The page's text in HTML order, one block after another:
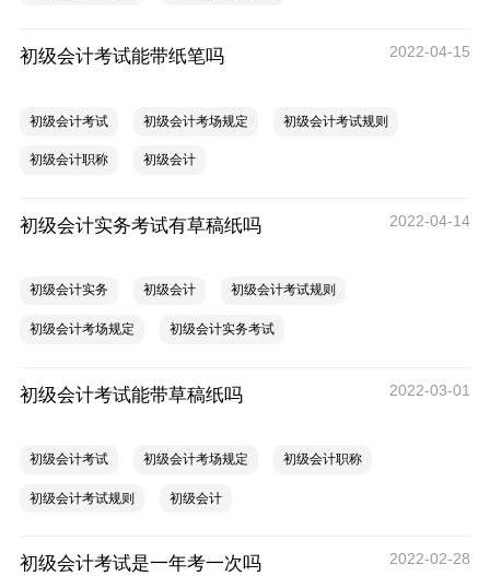
初级会计考试能带纸笔吗 2022-04-15
初级会计考试 初级会计考场规定 初级会计考试规则
初级会计职称 初级会计
初级会计实务考试有草稿纸吗 2022-04-14
初级会计实务 初级会计 初级会计考试规则
初级会计考场规定 初级会计实务考试
初级会计考试能带草稿纸吗 2022-03-01
初级会计考试 初级会计考场规定 初级会计职称
初级会计考试规则 初级会计
初级会计考试是一年考一次吗 2022-02-28